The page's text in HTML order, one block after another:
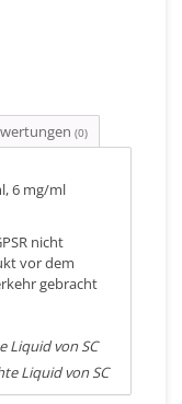
(0)
6 mg/ml
nicht
vor dem
gebracht
Liquid von SC
Liquid von SC